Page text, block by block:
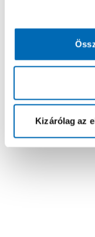
Kizárólag az